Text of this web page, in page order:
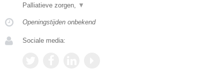
Palliatieve zorgen,
▼
Openingstijden onbekend
Sociale media: